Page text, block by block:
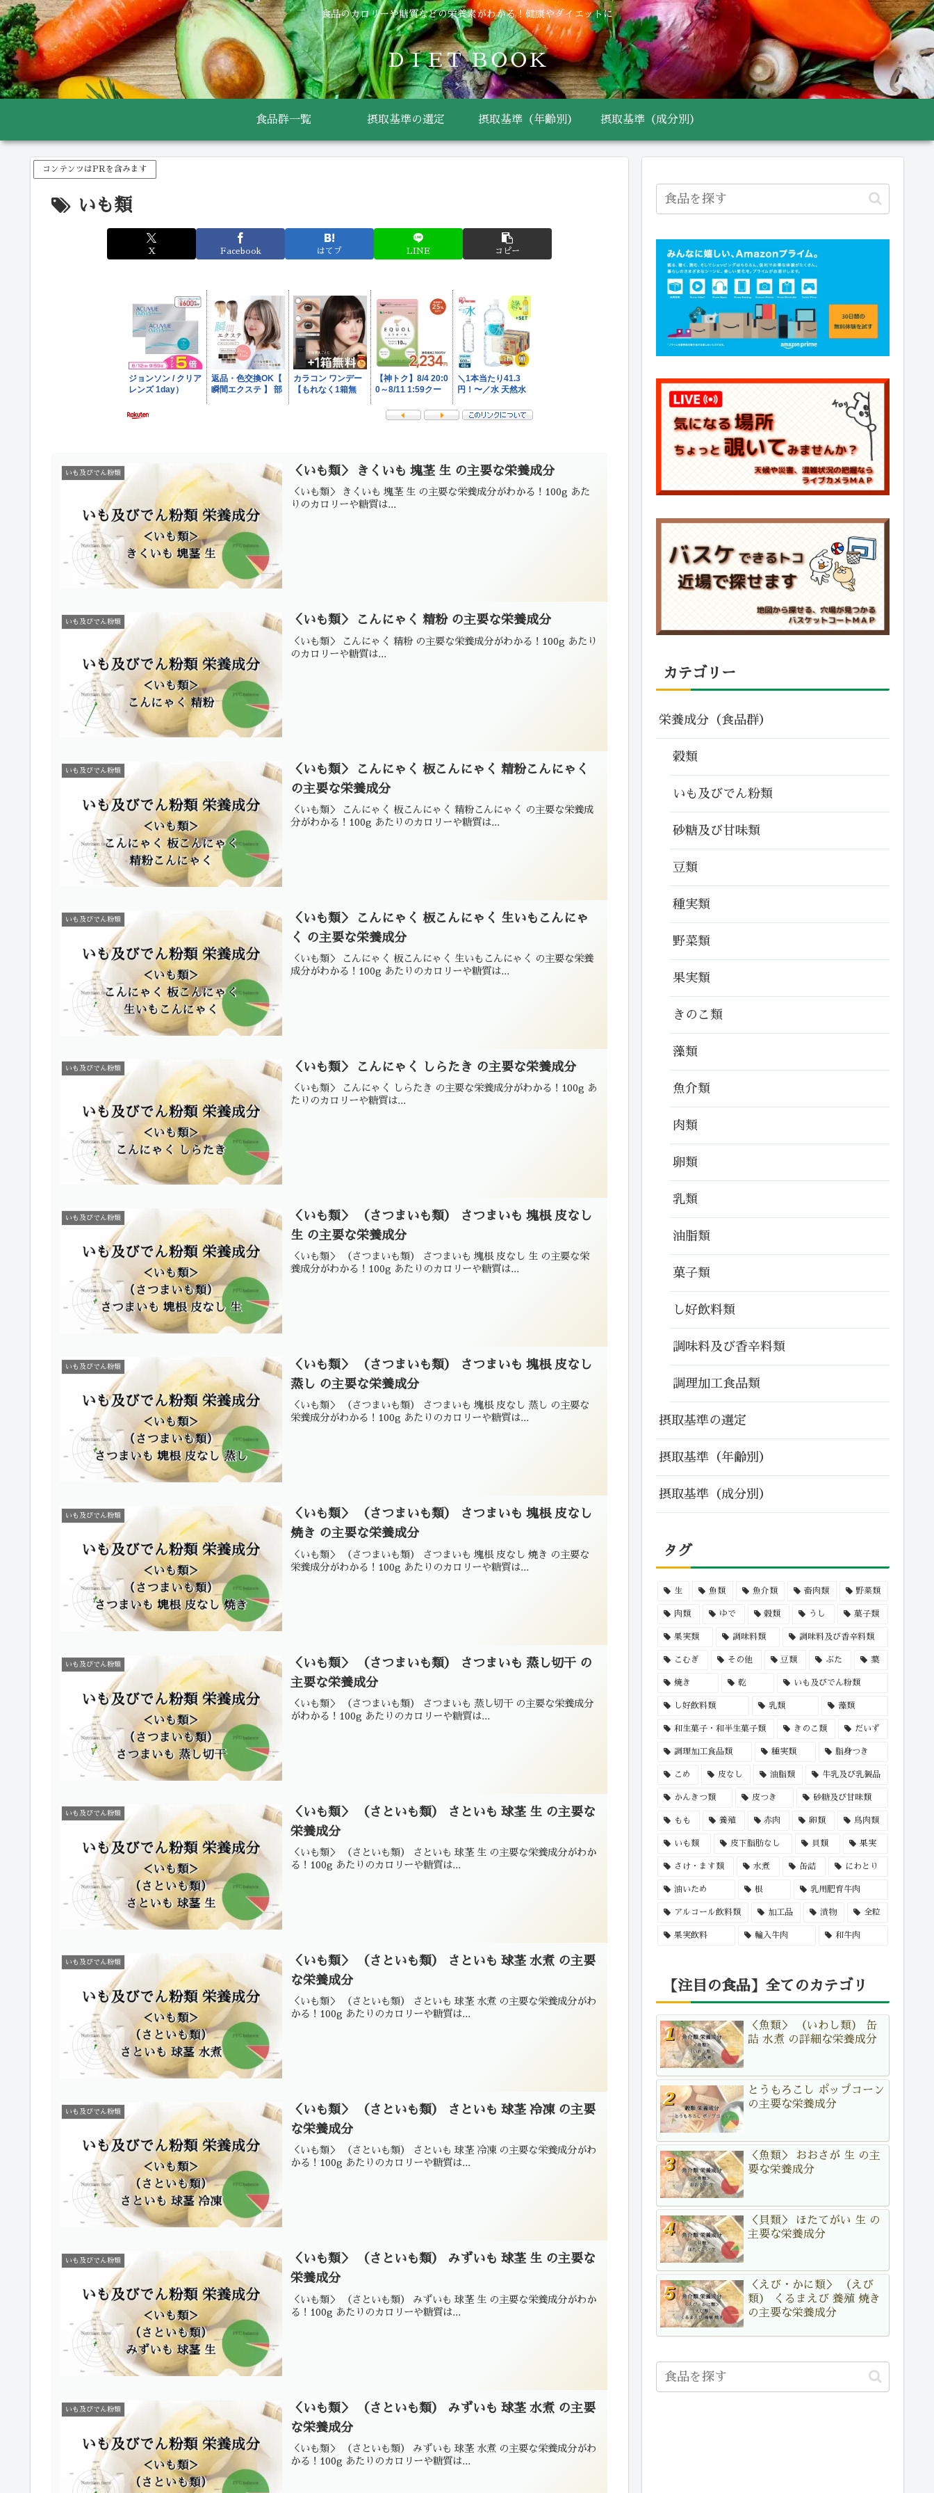
食品のカロリーや糖質などの栄養素がわかる！健康やダイエットに
ＤＩＥＴ ＢＯＯＫ
食品群一覧 摂取基準の選定 摂取基準（年齢別） 摂取基準（成分別）
コンテンツはPRを含みます
いも類
X Facebook はてブ LINE コピー
いも及びでん粉類 ＜いも類＞ きくいも 塊茎 生 の主要な栄養成分
＜いも類＞ きくいも 塊茎 生 の主要な栄養成分がわかる！100g あた
りのカロリーや糖質は...
いも及びでん粉類 ＜いも類＞ こんにゃく 精粉 の主要な栄養成分
＜いも類＞ こんにゃく 精粉 の主要な栄養成分がわかる！100g あたり
のカロリーや糖質は...
いも及びでん粉類
＜いも類＞ こんにゃく 板こんにゃく 精粉こんにゃく
の主要な栄養成分
＜いも類＞ こんにゃく 板こんにゃく 精粉こんにゃく の主要な栄養成
分がわかる！100g あたりのカロリーや糖質は...
いも及びでん粉類
＜いも類＞ こんにゃく 板こんにゃく 生いもこんにゃ
く の主要な栄養成分
＜いも類＞ こんにゃく 板こんにゃく 生いもこんにゃく の主要な栄養
成分がわかる！100g あたりのカロリーや糖質は...
いも及びでん粉類 ＜いも類＞ こんにゃく しらたき の主要な栄養成分
＜いも類＞ こんにゃく しらたき の主要な栄養成分がわかる！100g あ
たりのカロリーや糖質は...
いも及びでん粉類
＜いも類＞ （さつまいも類） さつまいも 塊根 皮なし
生 の主要な栄養成分
＜いも類＞ （さつまいも類） さつまいも 塊根 皮なし 生 の主要な栄
養成分がわかる！100g あたりのカロリーや糖質は...
いも及びでん粉類
＜いも類＞ （さつまいも類） さつまいも 塊根 皮なし
蒸し の主要な栄養成分
＜いも類＞ （さつまいも類） さつまいも 塊根 皮なし 蒸し の主要な
栄養成分がわかる！100g あたりのカロリーや糖質は...
いも及びでん粉類
＜いも類＞ （さつまいも類） さつまいも 塊根 皮なし
焼き の主要な栄養成分
＜いも類＞ （さつまいも類） さつまいも 塊根 皮なし 焼き の主要な
栄養成分がわかる！100g あたりのカロリーや糖質は...
いも及びでん粉類
＜いも類＞ （さつまいも類） さつまいも 蒸し切干 の
主要な栄養成分
＜いも類＞ （さつまいも類） さつまいも 蒸し切干 の主要な栄養成分
がわかる！100g あたりのカロリーや糖質は...
いも及びでん粉類
＜いも類＞ （さといも類） さといも 球茎 生 の主要な
栄養成分
＜いも類＞ （さといも類） さといも 球茎 生 の主要な栄養成分がわか
る！100g あたりのカロリーや糖質は...
いも及びでん粉類
＜いも類＞ （さといも類） さといも 球茎 水煮 の主要
な栄養成分
＜いも類＞ （さといも類） さといも 球茎 水煮 の主要な栄養成分がわ
かる！100g あたりのカロリーや糖質は...
いも及びでん粉類
＜いも類＞ （さといも類） さといも 球茎 冷凍 の主要
な栄養成分
＜いも類＞ （さといも類） さといも 球茎 冷凍 の主要な栄養成分がわ
かる！100g あたりのカロリーや糖質は...
いも及びでん粉類
＜いも類＞ （さといも類） みずいも 球茎 生 の主要な
栄養成分
＜いも類＞ （さといも類） みずいも 球茎 生 の主要な栄養成分がわか
る！100g あたりのカロリーや糖質は...
いも及びでん粉類
＜いも類＞ （さといも類） みずいも 球茎 水煮 の主要
な栄養成分
＜いも類＞ （さといも類） みずいも 球茎 水煮 の主要な栄養成分がわ
かる！100g あたりのカロリーや糖質は...
カテゴリー
栄養成分（食品群）
穀類
いも及びでん粉類
砂糖及び甘味類
豆類
種実類
野菜類
果実類
きのこ類
藻類
魚介類
肉類
卵類
乳類
油脂類
菓子類
し好飲料類
調味料及び香辛料類
調理加工食品類
摂取基準の選定
摂取基準（年齢別）
摂取基準（成分別）
タグ
生 魚類 魚介類 畜肉類 野菜類
肉類 ゆで 穀類 うし 菓子類
果実類 調味料類 調味料及び香辛料類
こむぎ その他 豆類 ぶた 葉
焼き 乾 いも及びでん粉類
し好飲料類 乳類 藻類
和生菓子・和半生菓子類 きのこ類 だいず
調理加工食品類 種実類 脂身つき
こめ 皮なし 油脂類 牛乳及び乳製品
かんきつ類 皮つき 砂糖及び甘味類
もも 養殖 赤肉 卵類 鳥肉類
いも類 皮下脂肪なし 貝類 果実
さけ・ます類 水煮 缶詰 にわとり
油いため 根 乳用肥育牛肉
アルコール飲料類 加工品 漬物 全粒
果実飲料 輸入牛肉 和牛肉
【注目の食品】全てのカテゴリ
＜魚類＞ （いわし類） 缶
詰 水煮 の詳細な栄養成分
とうもろこし ポップコーン
の主要な栄養成分
＜魚類＞ おおさが 生 の主
要な栄養成分
＜貝類＞ ほたてがい 生 の
主要な栄養成分
＜えび・かに類＞ （えび
類） くるまえび 養殖 焼き
の主要な栄養成分